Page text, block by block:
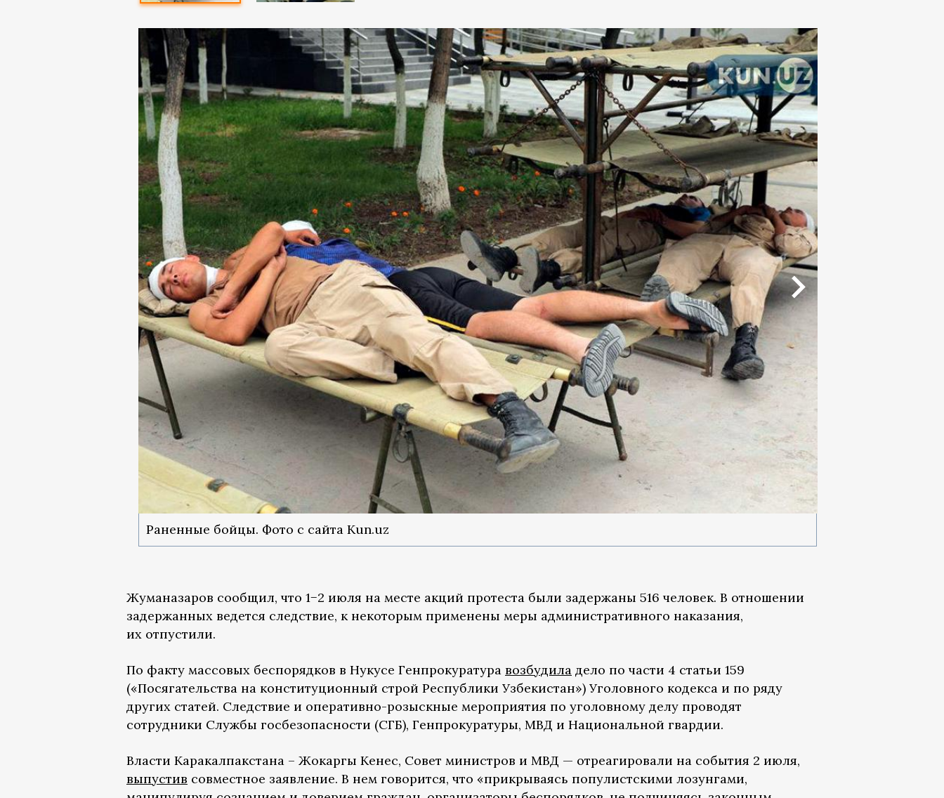
Раненные бойцы. Фото с сайта Kun.uz
Жуманазаров сообщил, что 1−2 июля на месте акций протеста были задержаны 516 человек. В отношении
задержанных ведется следствие, к некоторым применены меры административного наказания,
их отпустили.
По факту массовых беспорядков в Нукусе Генпрокуратура возбудила дело по части 4 статьи 159
(«Посягательства на конституционный строй Республики Узбекистан») Уголовного кодекса и по ряду
других статей. Следствие и оперативно-розыскные мероприятия по уголовному делу проводят
сотрудники Службы госбезопасности (СГБ), Генпрокуратуры, МВД и Национальной гвардии.
Власти Каракалпакстана – Жокаргы Кенес, Совет министров и МВД — отреагировали на события 2 июля,
выпустив совместное заявление. В нем говорится, что «прикрываясь популистскими лозунгами,